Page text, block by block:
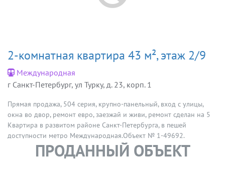
2-комнатная квартира 43 м², этаж 2/9
Международная
г Санкт-Петербург, ул Турку, д. 23, корп. 1
Прямая продажа, 504 серия, крупно-панельный, вход с улицы,
окна во двор, ремонт евро, заезжай и живи, ремонт сделан на 5
Квартира в развитом районе Санкт-Петербурга, в пешей
доступности метро Международная.Объект № 1-49692.
ПРОДАННЫЙ ОБЪЕКТ